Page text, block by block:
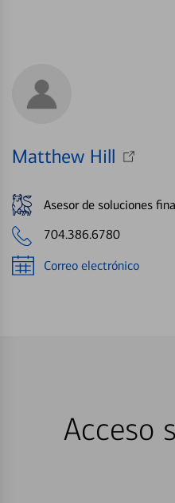
Matthew Hill
Asesor de soluciones
704.386.6780
Correo electrónico
Acceso